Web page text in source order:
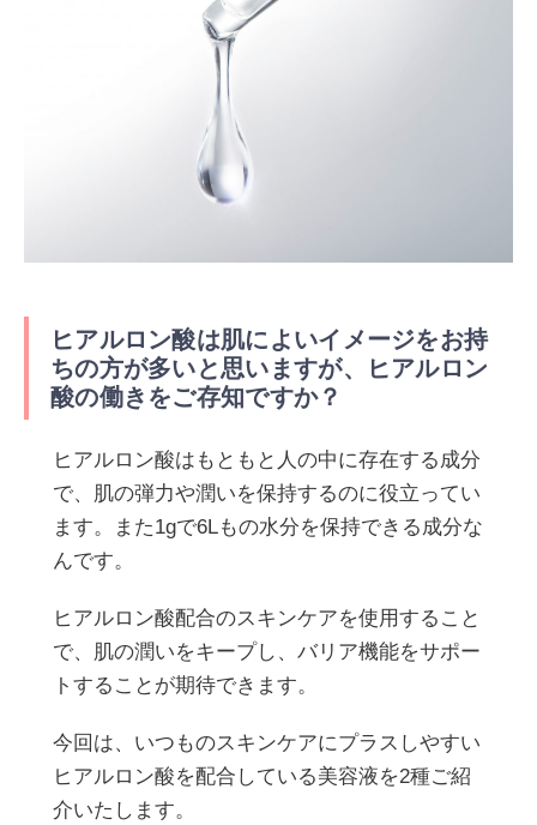
ヒアルロン酸は肌によいイメージをお持
ちの方が多いと思いますが、ヒアルロン
酸の働きをご存知ですか？
ヒアルロン酸はもともと人の中に存在する成分
で、肌の弾力や潤いを保持するのに役立ってい
ます。また1gで6Lもの水分を保持できる成分な
んです。
ヒアルロン酸配合のスキンケアを使用すること
で、肌の潤いをキープし、バリア機能をサポー
トすることが期待できます。
今回は、いつものスキンケアにプラスしやすい
ヒアルロン酸を配合している美容液を2種ご紹
介いたします。